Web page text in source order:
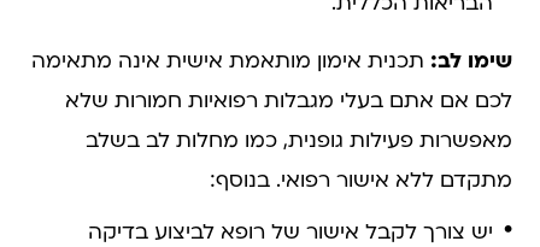
הבריאות הכללית.
שימו לב: תכנית אימון מותאמת אישית אינה מתאימה
לכם אם אתם בעלי מגבלות רפואיות חמורות שלא
מאפשרות פעילות גופנית, כמו מחלות לב בשלב
מתקדם ללא אישור רפואי. בנוסף:
יש צורך לקבל אישור של רופא לביצוע בדיקה